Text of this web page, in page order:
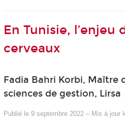
En Tunisie, l’enjeu
cerveaux
Fadia Bahri Korbi, Maître
sciences de gestion, Lirsa
Publié le 9 septembre 2022 – Mis à jour